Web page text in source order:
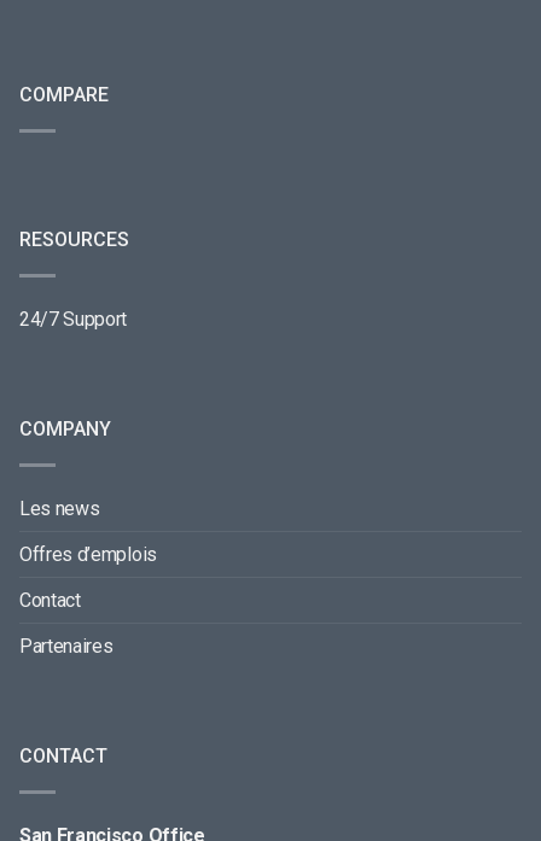
COMPARE
RESOURCES
24/7 Support
COMPANY
Les news
Offres d’emplois
Contact
Partenaires
CONTACT
San Francisco Office